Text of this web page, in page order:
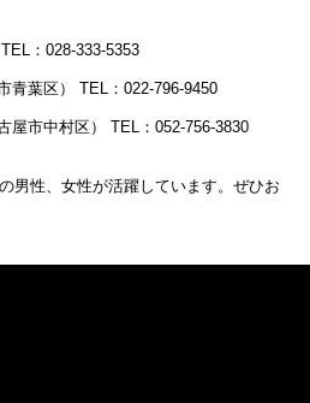
：028-333-5353
青葉区） TEL：022-796-9450
屋市中村区） TEL：052-756-3830
男性、女性が活躍しています。ぜひお